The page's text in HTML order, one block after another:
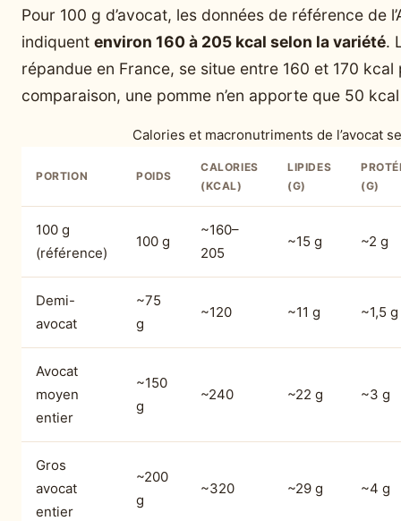
Pour 100 g d’avocat, les données de référence de
indiquent environ 160 à 205 kcal selon la variété.
répandue en France, se situe entre 160 et 170
comparaison, une pomme n’en apporte que 50
Calories et macronutriments de l’avocat
PORTION POIDS
CALORIES
(KCAL)
LIPIDES
(G)
(G)
100 g
(référence)
100 g
~160–
205
~15 g ~2 g
Demi-
avocat
~75
g
~120 ~11 g ~1,5 g
Avocat
moyen
entier
~150
g
~240 ~22 g ~3 g
Gros
avocat
entier
~200
g
~320 ~29 g ~4 g